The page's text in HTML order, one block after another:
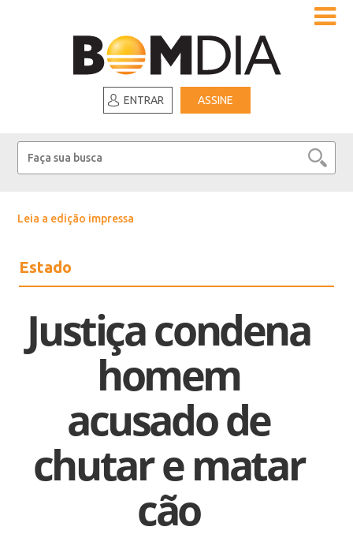
ENTRAR ASSINE
Leia a edição impressa
Estado
Justiça condena
homem
acusado de
chutar e matar
cão